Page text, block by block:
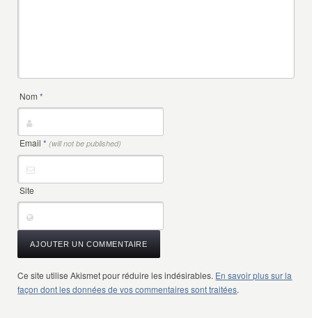
Nom*
Email* (will not be published)
Site
Ce site utilise Akismet pour réduire les indésirables. En savoir plus sur la
façon dont les données de vos commentaires sont traitées.